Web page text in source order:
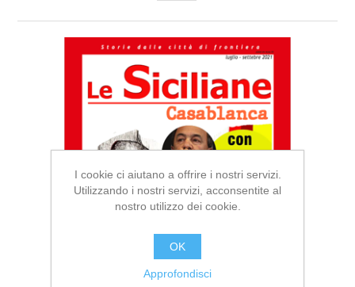
I cookie ci aiutano a offrire i nostri servizi.
Utilizzando i nostri servizi, acconsentite al
nostro utilizzo dei cookie.
OK
Approfondisci